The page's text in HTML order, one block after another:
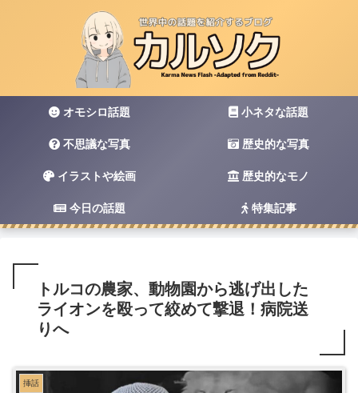
オモシロ話題 小ネタな話題
不思議な写真 歴史的な写真
イラストや絵画 歴史的なモノ
今日の話題 特集記事
トルコの農家、動物園から逃げ出した
ライオンを殴って絞めて撃退！病院送
りへ
挿話